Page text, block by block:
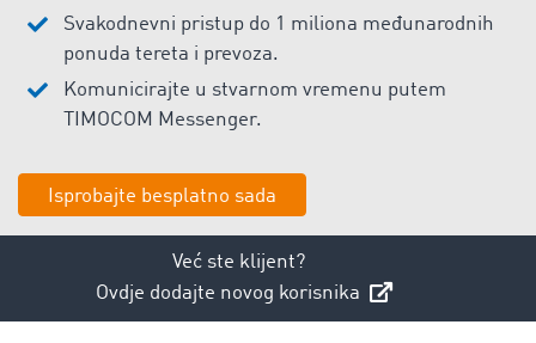
Svakodnevni pristup do 1 miliona međunarodnih
ponuda tereta i prevoza.
Komunicirajte u stvarnom vremenu putem
TIMOCOM Messenger.
Isprobajte besplatno sada
Već ste klijent?
Ovdje dodajte novog korisnika